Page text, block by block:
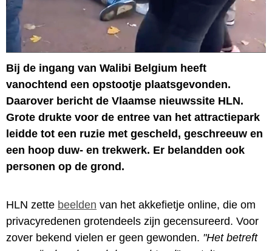
Bij de ingang van Walibi Belgium heeft
vanochtend een opstootje plaatsgevonden.
Daarover bericht de Vlaamse nieuwssite HLN.
Grote drukte voor de entree van het attractiepark
leidde tot een ruzie met gescheld, geschreeuw en
een hoop duw- en trekwerk. Er belandden ook
personen op de grond.
HLN zette beelden van het akkefietje online, die om
privacyredenen grotendeels zijn gecensureerd. Voor
zover bekend vielen er geen gewonden. "Het betreft